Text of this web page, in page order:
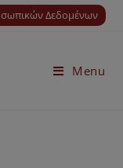
Δεδομένων
Menu